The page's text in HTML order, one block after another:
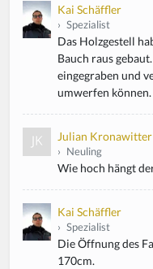
Kai Schäffler
› Spezialist
Das Holzgestell
Bauch raus
eingegraben und
umwerfen können.
Julian Kronawitter
› Neuling
Wie hoch hängt
Kai Schäffler
› Spezialist
Die Öffnung des
170cm.